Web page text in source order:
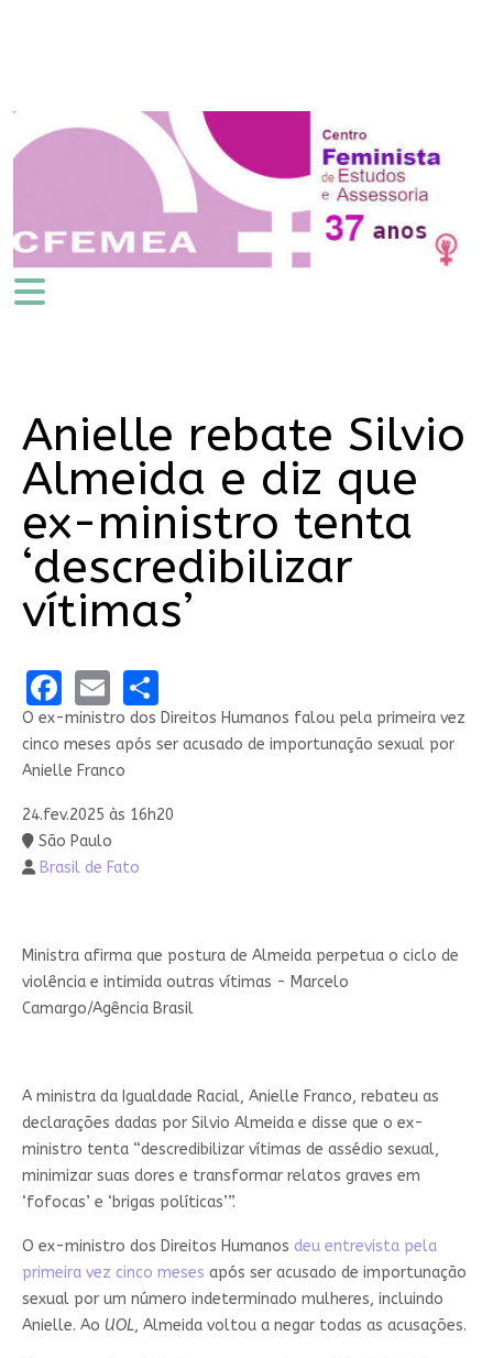
Anielle rebate Silvio
Almeida e diz que
ex-ministro tenta
‘descredibilizar
vítimas’
Facebook
EmailShare
O ex-ministro dos Direitos Humanos falou pela primeira vez
cinco meses após ser acusado de importunação sexual por
Anielle Franco
24.fev.2025 às 16h20
São Paulo
Brasil de Fato
Ministra afirma que postura de Almeida perpetua o ciclo de
violência e intimida outras vítimas - Marcelo
Camargo/Agência Brasil
A ministra da Igualdade Racial, Anielle Franco, rebateu as
declarações dadas por Silvio Almeida e disse que o ex-
ministro tenta “descredibilizar vítimas de assédio sexual,
minimizar suas dores e transformar relatos graves em
‘fofocas’ e ‘brigas políticas’”.
O ex-ministro dos Direitos Humanos deu entrevista pela
primeira vez cinco meses após ser acusado de importunação
sexual por um número indeterminado mulheres, incluindo
Anielle. Ao UOL, Almeida voltou a negar todas as acusações.